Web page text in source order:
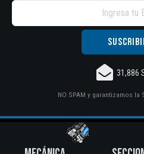
31,886
NO SPAM y garantizamos la